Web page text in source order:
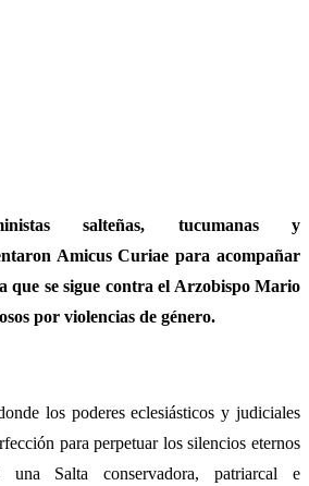
salteñas, tucumanas y
Amicus Curiae para acompañar
que se sigue contra el Arzobispo Mario
por violencias de género.
los poderes eclesiásticos y judiciales
para perpetuar los silencios eternos
Salta conservadora, patriarcal e